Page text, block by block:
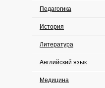
Педагогика
История
Литература
Английский язык
Медицина